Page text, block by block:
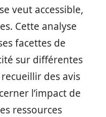
veut accessible,
Cette analyse
facettes de
sur différentes
des avis
l’impact de
ressources